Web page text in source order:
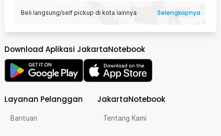
Beli langsung/self pickup di kota lainnya Selengkapnya
Download Aplikasi JakartaNotebook
Layanan Pelanggan
Bantuan
JakartaNotebook
Tentang Kami